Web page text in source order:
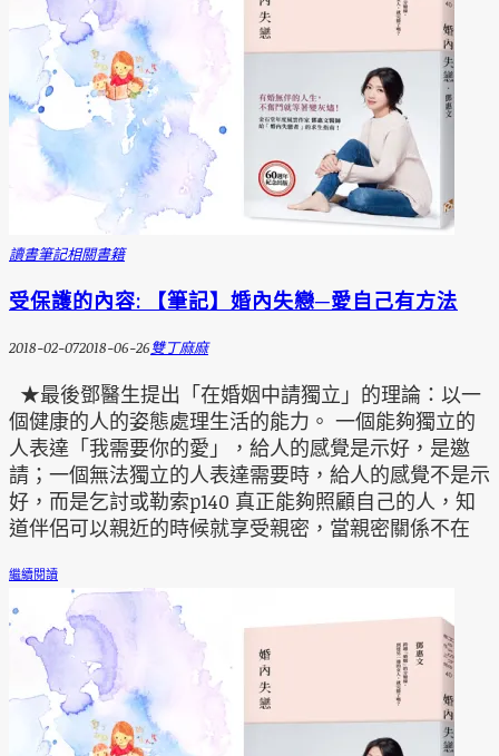
讀書筆記相關書籍
受保護的內容: 【筆記】婚內失戀─愛自己有方法
2018-02-072018-06-26雙丁麻麻
★最後鄧醫生提出「在婚姻中請獨立」的理論：以一
個健康的人的姿態處理生活的能力。 一個能夠獨立的
人表達「我需要你的愛」，給人的感覺是示好，是邀
請；一個無法獨立的人表達需要時，給人的感覺不是示
好，而是乞討或勒索p140 真正能夠照顧自己的人，知
道伴侶可以親近的時候就享受親密，當親密關係不在
繼續閱讀